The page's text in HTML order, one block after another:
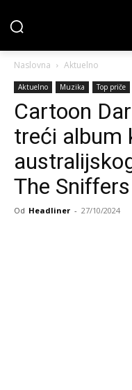
Naslovna Aktuelno
Aktuelno Muzika Top priče
Cartoon
treći album
The Sniffers
Od Headliner - 27/10/2024